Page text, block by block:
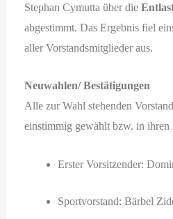
Stephan Cymutta über die
abgestimmt. Das Ergebnis fiel
aller Vorstandsmitglieder aus.
Neuwahlen/ Bestätigungen
Alle zur Wahl stehenden
einstimmig gewählt bzw. in ihren
Erster Vorsitzender:
Sportvorstand: Bärbel